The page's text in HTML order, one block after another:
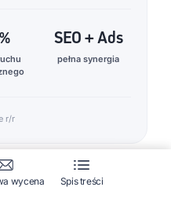
SEO + Ads
pełna synergia
r/r
wycena Spis treści